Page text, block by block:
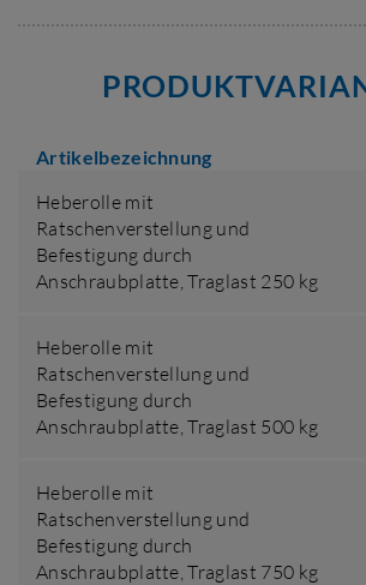
Artikelbezeichnung
Heberolle mit
Ratschenverstellung und
Befestigung durch
Anschraubplatte,Traglast 250 kg
Heberolle mit
Ratschenverstellung und
Befestigung durch
Anschraubplatte,Traglast 500 kg
Heberolle mit
Ratschenverstellung und
Befestigung durch
Anschraubplatte,Traglast 750 kg